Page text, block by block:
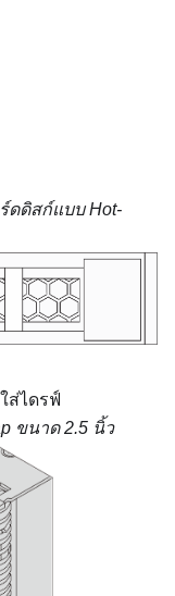
ดดิสก์แบบ Hot-
ส่ไดรฟ์
ขนาด 2.5 นิ้ว